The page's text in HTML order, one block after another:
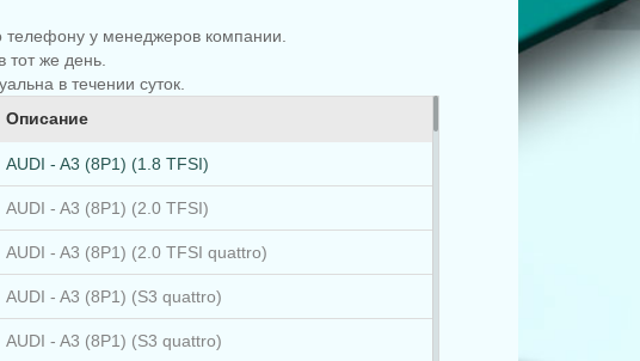
у менеджеров компании.
же день.
в течении суток.
Описание
AUDI - A3 (8P1) (1.8 TFSI)
AUDI - A3 (8P1) (2.0 TFSI)
AUDI - A3 (8P1) (2.0 TFSI quattro)
AUDI - A3 (8P1) (S3 quattro)
AUDI - A3 (8P1) (S3 quattro)